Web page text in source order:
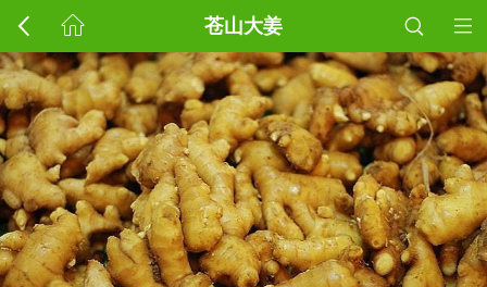
苍山大姜